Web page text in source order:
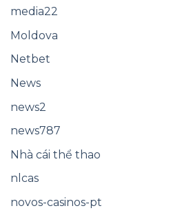
media22
Moldova
Netbet
News
news2
news787
Nhà cái thể thao
nlcas
novos-casinos-pt